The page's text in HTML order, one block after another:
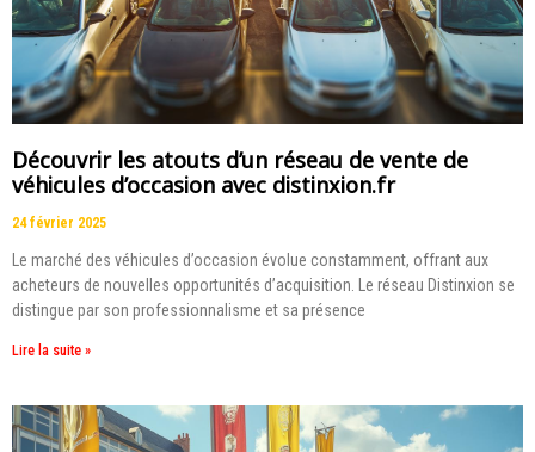
Découvrir les atouts d’un réseau de vente de
véhicules d’occasion avec distinxion.fr
24 février 2025
Le marché des véhicules d’occasion évolue constamment, offrant aux
acheteurs de nouvelles opportunités d’acquisition. Le réseau Distinxion se
distingue par son professionnalisme et sa présence
Lire la suite »